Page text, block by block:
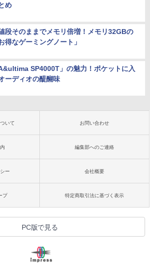
め
段そのままでメモリ倍増！メモリ32GBの
お得なゲーミングノート」
A&ultima SP4000T」の魅力！ポケットに入
ーディオの醍醐味
いて お問い合わせ
編集部へのご連絡
ー 会社概要
プ 特定商取引法に基づく表示
PC版で見る